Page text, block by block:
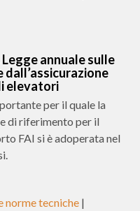
annuale sulle
dall’assicurazione
elevatori
per il quale la
di riferimento per il
FAI si è adoperata nel
norme tecniche |